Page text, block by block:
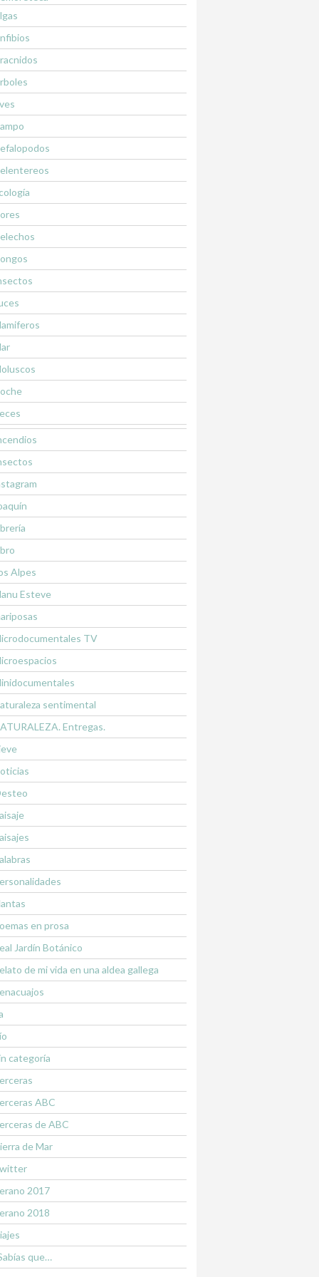
Alpes
Esteve
TV
sentimental
Entregas.
en prosa
Jardín Botánico
de mi vida en una aldea gallega
categoría
ABC
de ABC
de Mar
2017
2018
que…